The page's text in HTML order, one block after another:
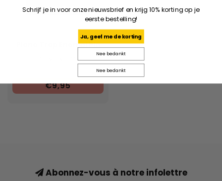
Piano Trap Enemal Pin
Deliverytime
€9,95
Abonnez-vous à notre infolettre
Schrijf je in voor onze nieuwsbrief en krijg 10% korting op je
eerste bestelling!
Ja, geef me de korting
Nee bedankt
Nee bedankt